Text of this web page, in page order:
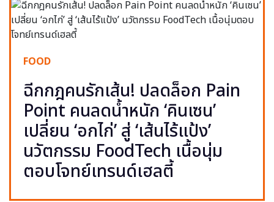
FOOD
ฉีกกฎคนรักเส้น! ปลดล็อก Pain
Point คนลดน้ำหนัก ‘คินเซน’
เปลี่ยน ‘อกไก่’ สู่ ‘เส้นไร้แป้ง’
นวัตกรรม FoodTech เนื้อนุ่ม
ตอบโจทย์เทรนด์เฮลตี้